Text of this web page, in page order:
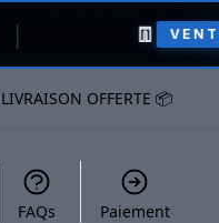
VENTE FLASH -
LIVRAISON OFFERTE 📦
FAQs Paiement